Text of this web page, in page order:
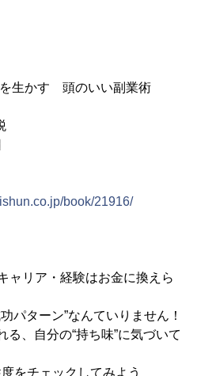
生かす 頭のいい副業術
book/21916/
ャリア・経験はお金に換えら
パターン”なんていりません！
、自分の“持ち味”に気づいて
をチェックしてみよう